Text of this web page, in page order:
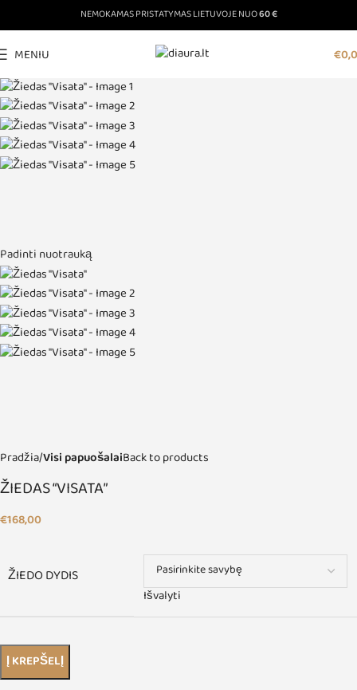
NEMOKAMAS PRISTATYMAS LIETUVOJE NUO60 €
MENIU €
Padinti nuotrauką
Pradžia Visi papuošalaiBack to products
ŽIEDAS “VISATA”
€168,00
ŽIEDO DYDIS
Išvalyti
Į KREPŠELĮ